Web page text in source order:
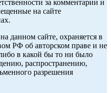
за комментарии и
на сайте
данном сайте, охраняется в
РФ об авторском праве и не
в какой бы то ни было
распространению,
разрешения